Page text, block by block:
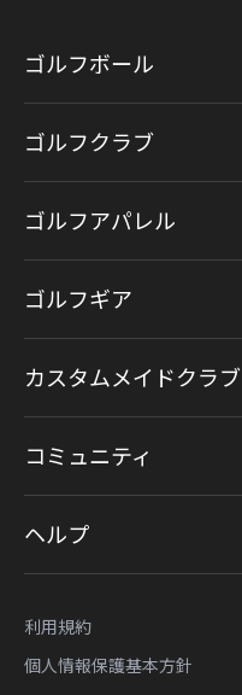
ゴルフボール
ゴルフクラブ
ゴルフアパレル
ゴルフギア
カスタムメイドクラブ
コミュニティ
ヘルプ
利用規約
個人情報保護基本方針